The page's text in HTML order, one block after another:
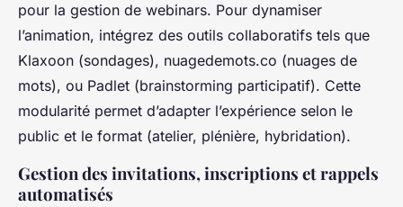
pour la gestion de webinars. Pour dynamiser
l’animation, intégrez des outils collaboratifs tels que
Klaxoon (sondages), nuagedemots.co (nuages de
mots), ou Padlet (brainstorming participatif). Cette
modularité permet d’adapter l’expérience selon le
public et le format (atelier, plénière, hybridation).
Gestion des invitations, inscriptions et rappels
automatisés